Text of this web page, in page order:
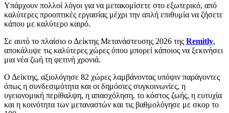
Υπάρχουν πολλοί λόγοι για να μετακομίσετε στο εξωτερικό, από
καλύτερες προοπτικές εργασίας μέχρι την απλή επιθυμία να ζήσετε
κάπου με καλύτερο καιρό.
Σε αυτό το πλαίσιο ο Δείκτης Μετανάστευσης 2026 της Remitly,
αποκάλυψε τις καλύτερες χώρες όπου μπορεί κάποιος να ξεκινήσει
μια νέα ζωή τη φετινή χρονιά.
Ο Δείκτης, αξιολόγησε 82 χώρες λαμβάνοντας υπόψιν παράγοντες
όπως η συνδεσιμότητα και οι δημόσιες συγκοινωνίες, η
υγειονομική περίθαλψη, η απασχόληση, το κόστος ζωής, η ευτυχία
και η κοινότητα των μεταναστών και τις βαθμολόγησε με σκορ το